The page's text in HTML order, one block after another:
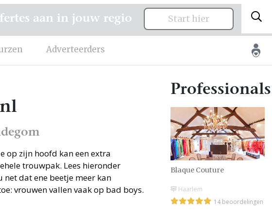
Adverteerders
aan in jouw regio Start hier
op zijn hoofd kan een extra
trouwpak. Lees hieronder
dat ene beetje meer kan
vrouwen vallen vaak op bad boys.
Professionals
Blaque Couture
Haarlem
14 beoordelingen